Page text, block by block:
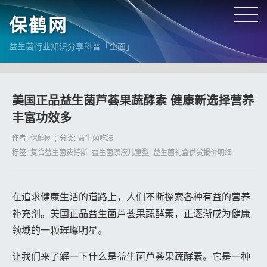
保鹤网
益生菌行业知识分享科普「全面」
美国正品益生菌芦荟果蔬酵素 健康新选择营养
丰富功效多
作者: 保鹤网 分类: 益生菌吃法
标签: 复合益生菌费特斯 益生菌原液儿童型 益生菌礼盒供货报价明细
在追求健康生活的道路上，人们不断探索各种有益的营养
补充剂。美国正品益生菌芦荟果蔬酵素，正逐渐成为健康
领域的一颗璀璨明星。
让我们来了解一下什么是益生菌芦荟果蔬酵素。它是一种